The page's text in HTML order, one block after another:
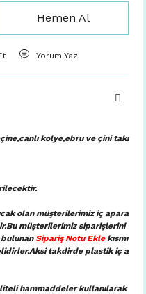
Hemen Al
Yorum Yaz
kolye,ebru ve çini takı
olan müşterilerimiz iç apara
müşterilerimiz siparişlerini
Sipariş Notu Eklekısmı
takdirde plastik iç a
hammaddeler kullanılarak